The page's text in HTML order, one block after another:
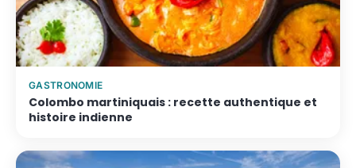
GASTRONOMIE
Colombo martiniquais : recette authentique et
histoire indienne